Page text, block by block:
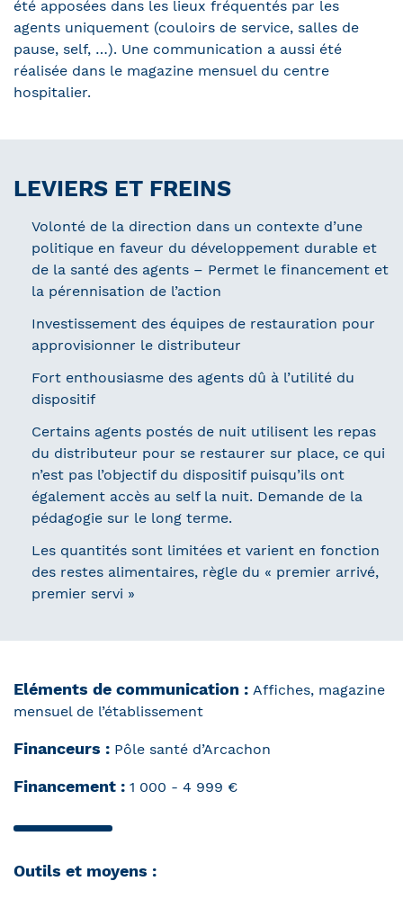
été apposées dans les lieux fréquentés par les
agents uniquement (couloirs de service, salles de
pause, self, …). Une communication a aussi été
réalisée dans le magazine mensuel du centre
hospitalier.
LEVIERS ET FREINS
Volonté de la direction dans un contexte d’une
politique en faveur du développement durable et
de la santé des agents – Permet le financement et
la pérennisation de l’action
Investissement des équipes de restauration pour
approvisionner le distributeur
Fort enthousiasme des agents dû à l’utilité du
dispositif
Certains agents postés de nuit utilisent les repas
du distributeur pour se restaurer sur place, ce qui
n’est pas l’objectif du dispositif puisqu’ils ont
également accès au self la nuit. Demande de la
pédagogie sur le long terme.
Les quantités sont limitées et varient en fonction
des restes alimentaires, règle du « premier arrivé,
premier servi »
Eléments de communication : Affiches, magazine
mensuel de l’établissement
Financeurs : Pôle santé d’Arcachon
Financement : 1 000 - 4 999 €
Outils et moyens :